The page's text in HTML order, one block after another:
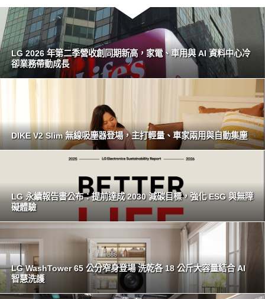
LG 2026 年第二季營收創同期新高，家電、車用與 AI 資料中心冷
卻業務帶動成長
DIKE V2 Slim 無線吸塵器登場，主打輕量、車家兩用與自動集塵
LG 永續報告書公布：提前達成 2030 減碳目標，強化 ESG 與無障
礙體驗
LG WashTower 65 公分窄身登場 洗乾各 18 公斤大容量結合 AI
智慧洗護